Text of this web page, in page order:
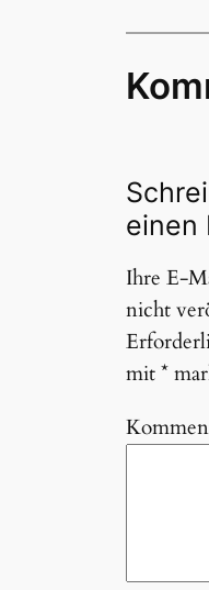
einen
Ihre E-
nicht
mit*